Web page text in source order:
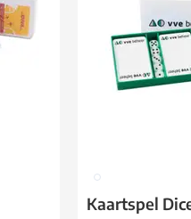
009
Kaartspel